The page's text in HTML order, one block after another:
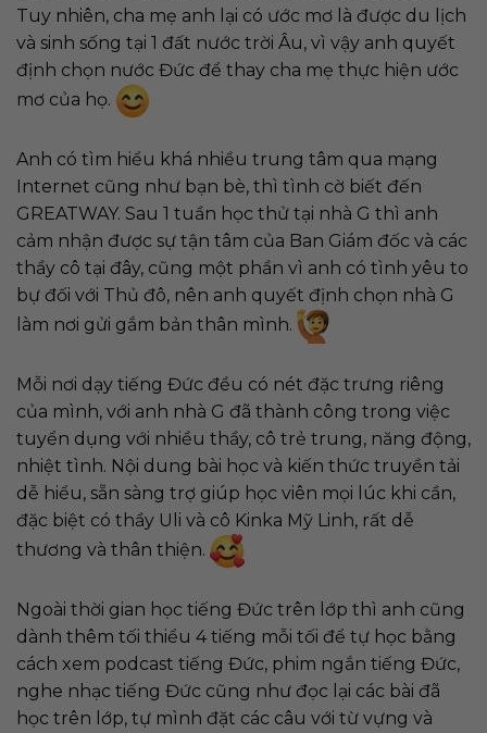
Tuy nhiên, cha mẹ anh lại có ước mơ là được du lịch
và sinh sống tại 1 đất nước trời Âu, vì vậy anh quyết
định chọn nước Đức để thay cha mẹ thực hiện ước
mơ của họ.
Anh có tìm hiểu khá nhiều trung tâm qua mạng
Internet cũng như bạn bè, thì tình cờ biết đến
GREATWAY. Sau 1 tuần học thử tại nhà G thì anh
cảm nhận được sự tận tâm của Ban Giám đốc và các
thầy cô tại đây, cũng một phần vì anh có tình yêu to
bự đối với Thủ đô, nên anh quyết định chọn nhà G
làm nơi gửi gắm bản thân mình.
Mỗi nơi dạy tiếng Đức đều có nét đặc trưng riêng
của mình, với anh nhà G đã thành công trong việc
tuyển dụng với nhiều thầy, cô trẻ trung, năng động,
nhiệt tình. Nội dung bài học và kiến thức truyền tải
dễ hiểu, sẵn sàng trợ giúp học viên mọi lúc khi cần,
đặc biệt có thầy Uli và cô Kinka Mỹ Linh, rất dễ
thương và thân thiện.
Ngoài thời gian học tiếng Đức trên lớp thì anh cũng
dành thêm tối thiểu 4 tiếng mỗi tối để tự học bằng
cách xem podcast tiếng Đức, phim ngắn tiếng Đức,
nghe nhạc tiếng Đức cũng như đọc lại các bài đã
học trên lớp, tự mình đặt các câu với từ vựng và